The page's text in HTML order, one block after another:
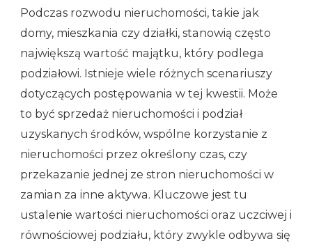
Podczas rozwodu nieruchomości, takie jak
domy, mieszkania czy działki, stanowią często
największą wartość majątku, który podlega
podziałowi. Istnieje wiele różnych scenariuszy
dotyczących postępowania w tej kwestii. Może
to być sprzedaż nieruchomości i podział
uzyskanych środków, wspólne korzystanie z
nieruchomości przez określony czas, czy
przekazanie jednej ze stron nieruchomości w
zamian za inne aktywa. Kluczowe jest tu
ustalenie wartości nieruchomości oraz uczciwej i
równościowej podziału, który zwykle odbywa się